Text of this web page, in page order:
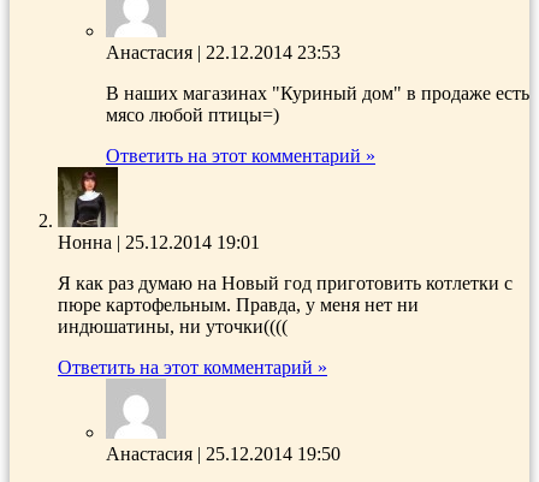
Анастасия | 22.12.2014 23:53
В наших магазинах "Куриный дом" в продаже есть
мясо любой птицы=)
Ответить на этот комментарий »
Нонна | 25.12.2014 19:01
Я как раз думаю на Новый год приготовить котлетки с
пюре картофельным. Правда, у меня нет ни
индюшатины, ни уточки((((
Ответить на этот комментарий »
Анастасия | 25.12.2014 19:50